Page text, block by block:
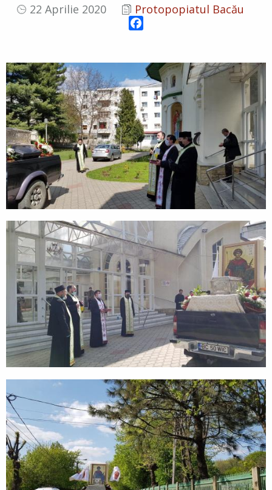
22 Aprilie 2020 Protopopiatul Bacău